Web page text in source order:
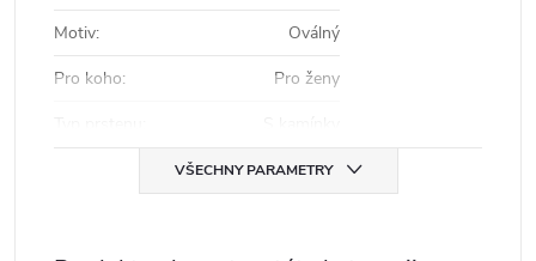
Motiv:
Oválný
Pro koho:
Pro ženy
VŠECHNY PARAMETRY